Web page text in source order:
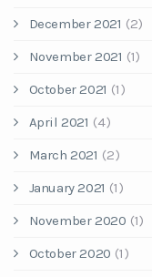
December 2021 (2)
November 2021 (1)
October 2021 (1)
April 2021 (4)
March 2021 (2)
January 2021 (1)
November 2020 (1)
October 2020 (1)